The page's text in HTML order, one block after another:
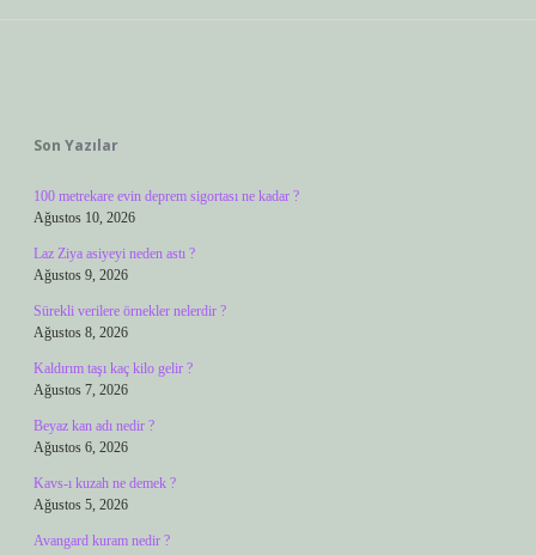
Son Yazılar
100 metrekare evin deprem sigortası ne kadar ?
Ağustos 10, 2026
Laz Ziya asiyeyi neden astı ?
Ağustos 9, 2026
Sürekli verilere örnekler nelerdir ?
Ağustos 8, 2026
Kaldırım taşı kaç kilo gelir ?
Ağustos 7, 2026
Beyaz kan adı nedir ?
Ağustos 6, 2026
Kavs-ı kuzah ne demek ?
Ağustos 5, 2026
Avangard kuram nedir ?